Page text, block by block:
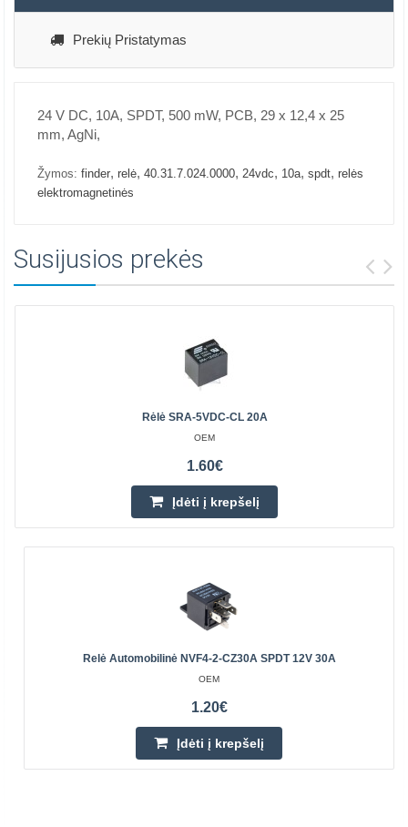
Prekių Pristatymas
24 V DC, 10A, SPDT, 500 mW, PCB, 29 x 12,4 x 25
mm, AgNi,
Žymos: finder, relė, 40.31.7.024.0000, 24vdc, 10a, spdt, relės
elektromagnetinės
Susijusios prekės
Rėlė SRA-5VDC-CL 20A
OEM
1.60€
Įdėti į krepšelį
Relė Automobilinė NVF4-2-CZ30A SPDT 12V 30A
OEM
1.20€
Įdėti į krepšelį